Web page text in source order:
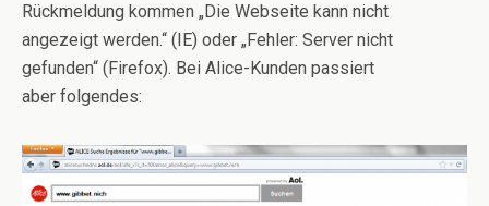
Rückmeldung kommen „Die Webseite kann nicht
angezeigt werden.“ (IE) oder „Fehler: Server nicht
gefunden“ (Firefox). Bei Alice-Kunden passiert
aber folgendes: